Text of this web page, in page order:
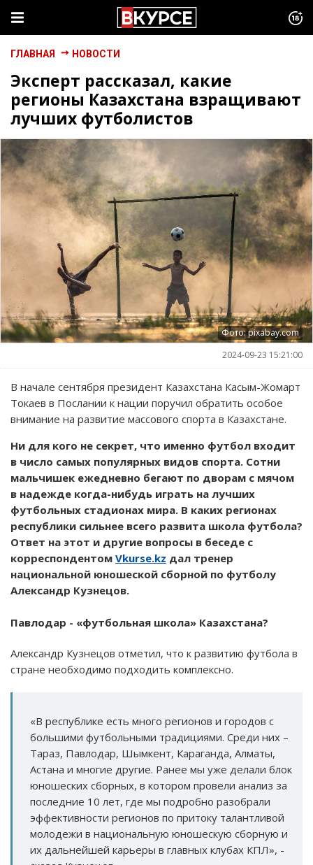
ГЛАВНАЯ НОВОСТИ
Эксперт рассказал, какие
регионы Казахстана взращивают
лучших футболистов
Фото: pixabay.com
2024-09-23 15:21:00
В начале сентября президент Казахстана Касым-Жомарт
Токаев в Послании к нации поручил обратить особое
внимание на развитие массового спорта в Казахстане.
Ни для кого не секрет, что именно футбол входит
в число самых популярных видов спорта. Сотни
мальчишек ежедневно бегают по дворам с мячом
в надежде когда-нибудь играть на лучших
футбольных стадионах мира. В каких регионах
республики сильнее всего развита школа футбола?
Ответ на этот и другие вопросы в беседе с
корреспондентом Vkurse.kz дал тренер
национальной юношеской сборной по футболу
Александр Кузнецов.
Павлодар - «футбольная школа» Казахстана?
Александр Кузнецов отметил, что к развитию футбола в
стране необходимо подходить комплексно.
«В республике есть много регионов и городов с
большими футбольными традициями. Среди них –
Тараз, Павлодар, Шымкент, Караганда, Алматы,
Астана и многие другие. Ранее мы уже делали блок
юношеских сборных, в котором провели анализ за
последние 10 лет, где мы подробно разобрали
эффективности регионов по притоку талантливой
молодежи в национальную юношескую сборную и
их дальнейшей карьеры в главных клубах КПЛ», -